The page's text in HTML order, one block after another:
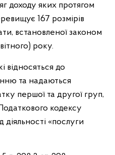
доходу яких протягом
167 розмірів
встановленої законом
року.
відносяться до
та надаються
першої та другої груп,
кодексу
«послуги